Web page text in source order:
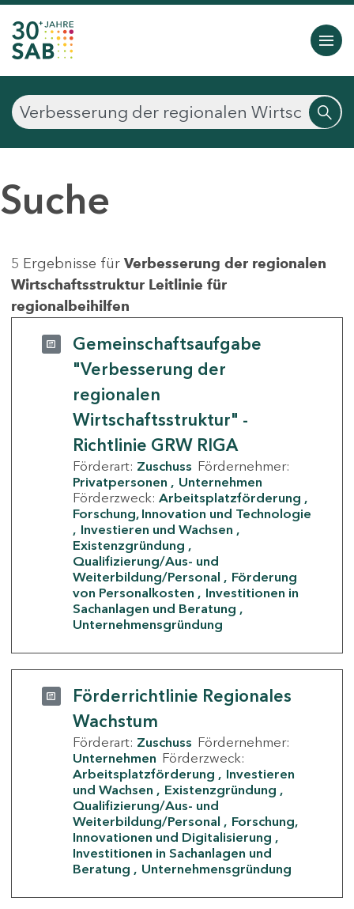
Suche
5 Ergebnisse für Verbesserung der regionalen
Wirtschaftsstruktur Leitlinie für
regionalbeihilfen
Gemeinschaftsaufgabe
"Verbesserung der
regionalen
Wirtschaftsstruktur" -
Richtlinie GRW RIGA
Förderart: Zuschuss Fördernehmer:
Privatpersonen
Unternehmen
Förderzweck: Arbeitsplatzförderung
Forschung, Innovation und Technologie
Investieren und Wachsen
Existenzgründung
Qualifizierung/Aus- und
Weiterbildung/Personal
Förderung
von Personalkosten
Investitionen in
Sachanlagen und Beratung
Unternehmensgründung
Förderrichtlinie Regionales
Wachstum
Förderart: Zuschuss Fördernehmer:
Unternehmen Förderzweck:
Arbeitsplatzförderung
Investieren
und Wachsen
Existenzgründung
Qualifizierung/Aus- und
Weiterbildung/Personal
Forschung,
Innovationen und Digitalisierung
Investitionen in Sachanlagen und
Beratung
Unternehmensgründung